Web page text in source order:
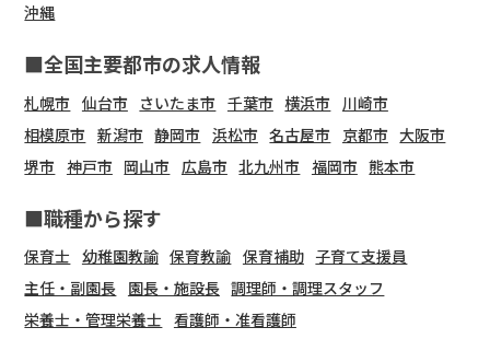
沖縄
■全国主要都市の求人情報
札幌市 仙台市 さいたま市 千葉市 横浜市
川崎市
相模原市 新潟市 静岡市 浜松市 名古屋市 京都市 大阪市
堺市 神戸市 岡山市 広島市 北九州市 福岡市 熊本市
■職種から探す
保育士 幼稚園教諭 保育教諭 保育補助 子育て支援員
主任・副園長 園長・施設長 調理師・調理スタッフ
栄養士・管理栄養士 看護師・准看護師